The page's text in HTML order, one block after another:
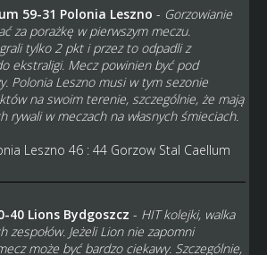
59-31 Polonia Leszno - Gorzowianie
za porażkę w pierwszym meczu.
tylko 2 pkt i przez to odpadli z
ekstraligi. Mecz powinien być pod
Polonia Leszno musi w tym sezonie
na swoim terenie, szczególnie, że mają
rywali w meczach na własnych śmieciach.
Leszno 46 : 44 Gorzow Stal Caellum
40 Lions Bydgoszcz - HIT kolejki, walka
zespołów. Jeżeli Lion nie zapomni
może być bardzo ciekawy. Szczególnie,